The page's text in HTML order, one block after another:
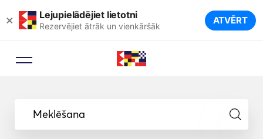
× Lejupielādējiet lietotni
Rezervējiet ātrāk un vienkāršāk ATVĒRT
Meklēšana